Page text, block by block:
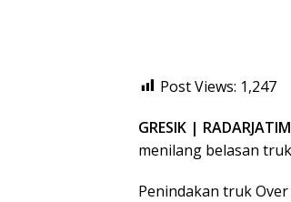
Post Views: 1,247
GRESIK |
menilang belasan
Penindakan truk